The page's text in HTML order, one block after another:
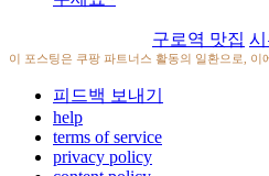
구로역 맛집
이 포스팅은 쿠팡 파트너스 활동의 일환으로, 이
피드백 보내기
help
terms of service
privacy policy